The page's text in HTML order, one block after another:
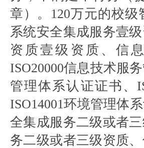
章）。120万元的校
系统安全集成服务壹
资质壹级资质、信
ISO20000信息技术服
管理体系认证证书、
ISO14001环境管理体
全集成服务二级或者
务二级或者三级资质